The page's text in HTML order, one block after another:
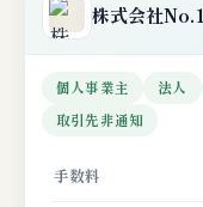
株式会社No.1
個人事業主 法人
取引先非通知
手数料